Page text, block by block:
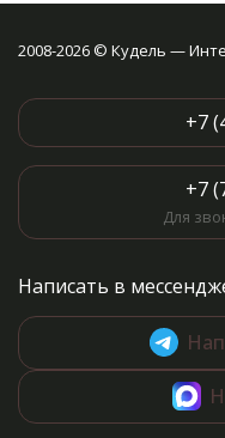
пуговицы белые - 3 шт.
2008-2026 © Кудель —
+7
+7
Для
Написать в